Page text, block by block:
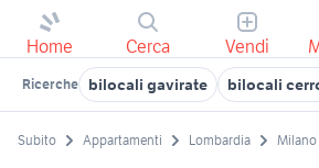
Home Cerca Vendi
Ricerche bilocali gavirate bilocali
Subito Appartamenti Lombardia Milano